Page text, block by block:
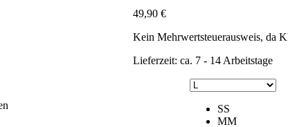
49,90 €
Kein Mehrwertsteuerausweis, da
Lieferzeit: ca. 7 - 14 Arbeitstage
SS
MM